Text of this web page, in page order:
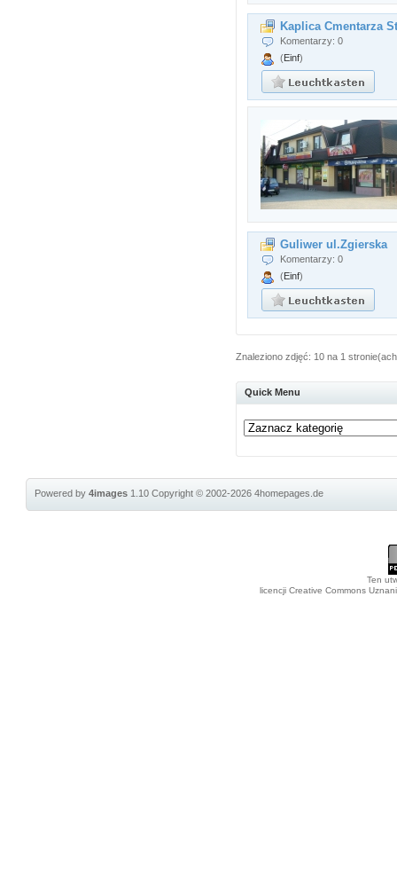
Kaplica Cmentarza
Komentarzy: 0
(Einf)
Guliwer ul.Zgierska
Komentarzy: 0
(Einf)
Znaleziono zdjęć: 10 na 1
Quick Menu
Powered by4images 1.10Copyright © 2002-20264homepages.de
Ten
licencji Creative Commons